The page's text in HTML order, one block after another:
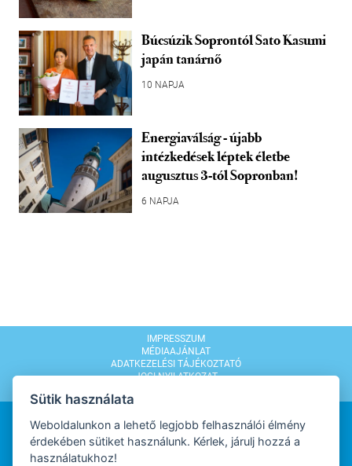
Búcsúzik Soprontól Sato Kasumi
japán tanárnő
10 NAPJA
Energiaválság - újabb
intézkedések léptek életbe
augusztus 3-tól Sopronban!
6 NAPJA
IMPRESSZUM
MÉDIAAJÁNLAT
ADATKEZELÉSI TÁJÉKOZTATÓ
JOGI NYILATKOZAT
Sütik használata
Weboldalunkon a lehető legjobb felhasználói élmény
érdekében sütiket használunk. Kérlek, járulj hozzá a
használatukhoz!